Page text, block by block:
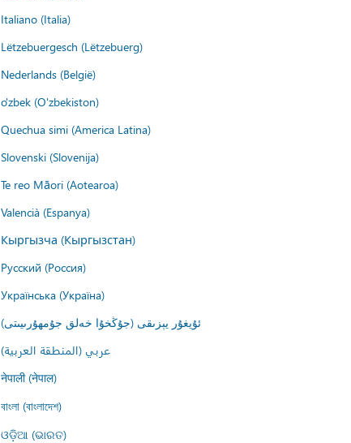
Italiano (Italia)
Lëtzebuergesch (Lëtzebuerg)
Nederlands (België)
o'zbek (O'zbekiston)
Quechua simi (America Latina)
Slovenski (Slovenija)
Te reo Māori (Aotearoa)
Valencià (Espanya)
Кыргызча (Кыргызстан)
Русский (Россия)
Українська (Україна)
ئۇيغۇر يېزىقى (جۇڭخۇا خەلق جۇمھۇرىيىتى)
عربي (المنطقة العربية)
नेपाली (नेपाल)
বাংলা (বাংলাদেশ)
ଓଡ଼ିଆ (ଭାରତ)